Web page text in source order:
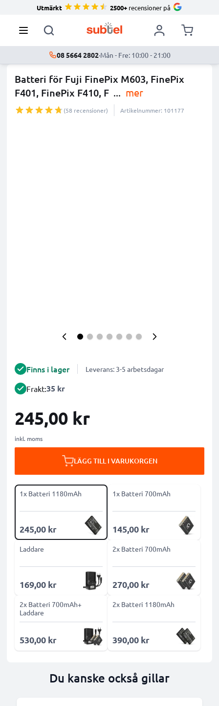
Utmärkt 2500+ recensioner på
08 5664 2802·Mån - Fre: 10:00 - 21:00
Batteri för Fuji FinePix M603, FinePix
F401, FinePix F410, F ... mer
(58 recensioner) Artikelnummer: 101177
Finns i lager Leverans: 3-5 arbetsdagar
Frakt:35 kr
245,00 kr
inkl. moms
LÄGG TILL I VARUKORGEN
1x Batteri 1180mAh
245,00 kr
1x Batteri 700mAh
145,00 kr
Laddare
169,00 kr
2x Batteri 700mAh
270,00 kr
2x Batteri 700mAh+
Laddare
530,00 kr
2x Batteri 1180mAh
390,00 kr
Du kanske också gillar